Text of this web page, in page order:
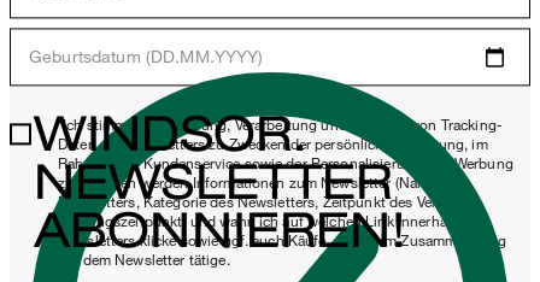
Geburtsdatum (DD.MM.YYYY)
*Ich stimme der Erhebung, Verarbeitung und Nutzung von Tracking-
Daten des Newsletters zu Zwecken der persönlichen Beratung, im
Rahmen des Kundenservice sowie der Personalisierung von Werbung
zu. Erhoben werden Informationen zum Newsletter (Name des
Newsletters, Kategorie des Newsletters, Zeitpunkt des Versands,
Öffnungszeitpunkt) und wann ich auf welchen Link innerhalb des
Newsletters klicke sowie ggf. auch Käufe, die ich im Zusammenhang
mit dem Newsletter tätige.
WINDSOR.
NEWSLETTER
ABONNIEREN!